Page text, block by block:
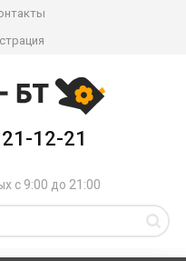
12-21
с 9:00 до 21:00